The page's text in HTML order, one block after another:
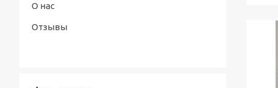
О нас
Отзывы